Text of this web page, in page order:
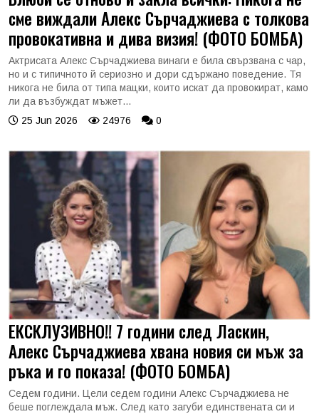
сме виждали Алекс Сърчаджиева с толкова
провокативна и дива визия! (ФОТО БОМБА)
Актрисата Алекс Сърчаджиева винаги е била свързвана с чар,
но и с типичното й сериозно и дори сдържано поведение. Тя
никога не била от типа мацки, които искат да провокират, камо
ли да възбуждат мъжет...
25 Jun 2026
24976 0
ЕКСКЛУЗИВНО!! 7 години след Ласкин,
Алекс Сърчаджиева хвана новия си мъж за
ръка и го показа! (ФОТО БОМБА)
Седем години. Цели седем години Алекс Сърчаджиева не
беше поглеждала мъж. След като загуби единствената си и